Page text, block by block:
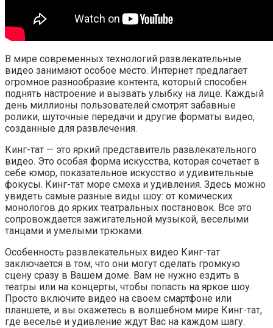
В мире современных технологий развлекательные
видео занимают особое место. Интернет предлагает
огромное разнообразие контента, который способен
поднять настроение и вызвать улыбку на лице. Каждый
день миллионы пользователей смотрят забавные
ролики, шуточные передачи и другие форматы видео,
созданные для развлечения.
Кинг-тат — это яркий представитель развлекательного
видео. Это особая форма искусства, которая сочетает в
себе юмор, показательное искусство и удивительные
фокусы. Кинг-тат море смеха и удивления. Здесь можно
увидеть самые разные виды шоу: от комических
монологов до ярких театральных постановок. Все это
сопровождается зажигательной музыкой, веселыми
танцами и умелыми трюками.
Особенность развлекательных видео Кинг-тат
заключается в том, что они могут сделать громкую
сцену сразу в Вашем доме. Вам не нужно ездить в
театры или на концерты, чтобы попасть на яркое шоу.
Просто включите видео на своем смартфоне или
планшете, и вы окажетесь в волшебном мире Кинг-тат,
где веселье и удивление ждут Вас на каждом шагу.